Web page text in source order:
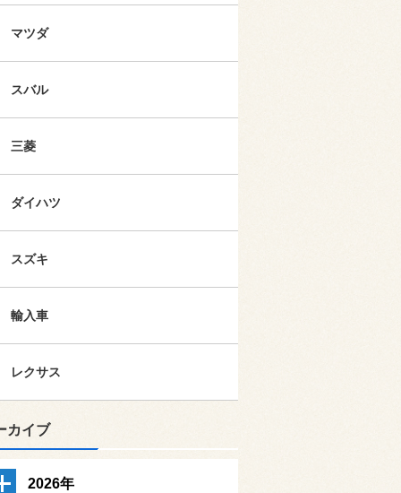
マツダ
スバル
三菱
ダイハツ
スズキ
輸入車
レクサス
カイブ
2026年